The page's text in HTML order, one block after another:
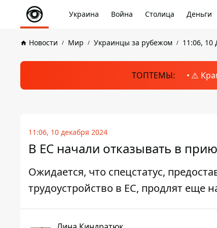
Украина Война Столица Деньги
Новости Мир Украинцы за рубежом 11:06, 10
ТОПТЕМЫ: ⚠️
11:06, 10 декабря 2024
В ЕС начали отказывать в
Ожидается, что спецстатус,
трудоустройство в ЕС, продлят еще